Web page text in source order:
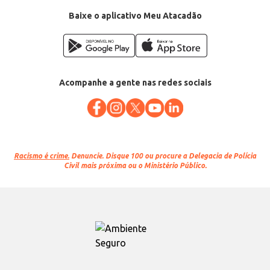
Baixe o aplicativo Meu Atacadão
Acompanhe a gente nas redes sociais
Racismo é crime. Denuncie. Disque 100 ou procure a Delegacia de Polícia
Civil mais próxima ou o Ministério Público.